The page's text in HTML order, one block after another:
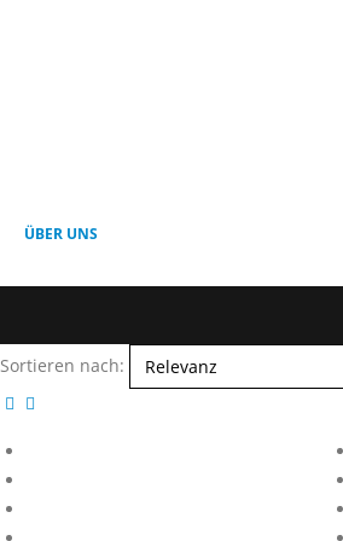
ÜBER UNS
Sortieren nach: